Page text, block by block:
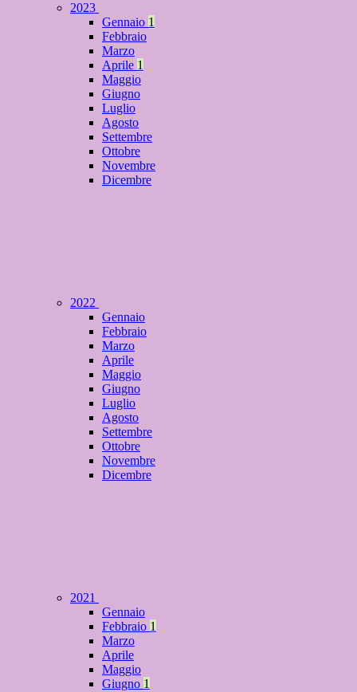
2023
Gennaio 1
Febbraio
Marzo
Aprile 1
Maggio
Giugno
Luglio
Agosto
Settembre
Ottobre
Novembre
Dicembre
2022
Gennaio
Febbraio
Marzo
Aprile
Maggio
Giugno
Luglio
Agosto
Settembre
Ottobre
Novembre
Dicembre
2021
Gennaio
Febbraio 1
Marzo
Aprile
Maggio
Giugno 1